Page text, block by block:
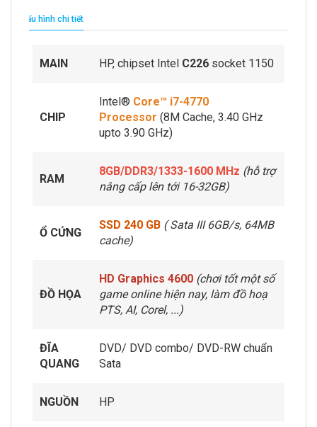
Cấu hình chi tiết
MAIN HP, chipset Intel C226 socket 1150
CHIP
Intel® Core™ i7-4770
Processor (8M Cache, 3.40 GHz
upto 3.90 GHz)
RAM
8GB/DDR3/1333-1600 MHz (hỗ trợ
nâng cấp lên tới 16-32GB)
Ổ CỨNG
SSD 240 GB ( Sata III 6GB/s, 64MB
cache)
ĐỒ HỌA
HD Graphics 4600 (chơi tốt một số
game online hiện nay, làm đồ hoạ
PTS, AI, Corel, ...)
ĐĨA
QUANG
DVD/ DVD combo/ DVD-RW chuẩn
Sata
NGUỒN HP